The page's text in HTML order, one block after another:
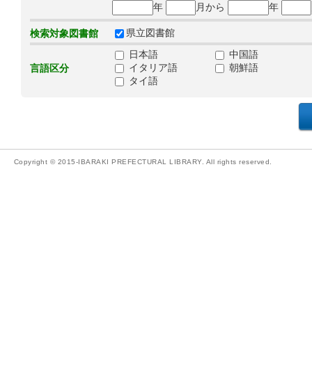
年
月から 年
検索対象図書館 県立図書館
言語区分
日本語
中国語
イタリア語
朝鮮語
タイ語
Copyright © 2015-IBARAKI PREFECTURAL LIBRARY. All rights reserved.